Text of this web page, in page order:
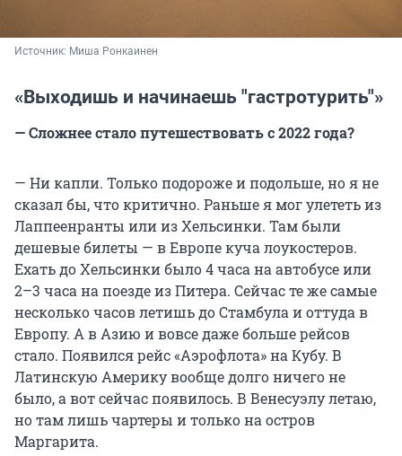
Источник: Миша Ронкаинен
«Выходишь и начинаешь "гастротурить"»
— Сложнее стало путешествовать с 2022 года?
— Ни капли. Только подороже и подольше, но я не
сказал бы, что критично. Раньше я мог улететь из
Лаппеенранты или из Хельсинки. Там были
дешевые билеты — в Европе куча лоукостеров.
Ехать до Хельсинки было 4 часа на автобусе или
2–3 часа на поезде из Питера. Сейчас те же самые
несколько часов летишь до Стамбула и оттуда в
Европу. А в Азию и вовсе даже больше рейсов
стало. Появился рейс «Аэрофлота» на Кубу. В
Латинскую Америку вообще долго ничего не
было, а вот сейчас появилось. В Венесуэлу летаю,
но там лишь чартеры и только на остров
Маргарита.